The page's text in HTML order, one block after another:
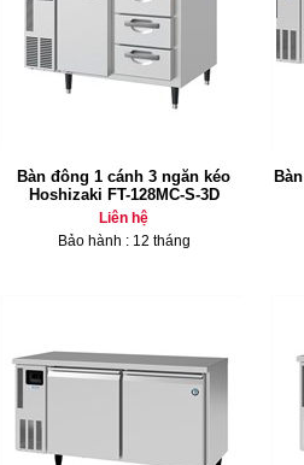
Bàn đông 1 cánh 3 ngăn kéo
Hoshizaki FT-128MC-S-3D
Liên hệ
Bảo hành : 12 tháng